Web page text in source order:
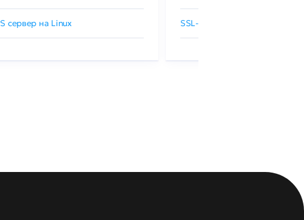
сервер на Linux SSL-сертификаты GlobalSign